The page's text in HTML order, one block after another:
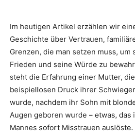
Im heutigen Artikel erzählen wir
Geschichte über Vertrauen,
Grenzen, die man setzen muss, um
Frieden und seine Würde zu
steht die Erfahrung einer Mutter,
beispiellosen Druck ihrer
wurde, nachdem ihr Sohn mit
Augen geboren wurde – etwas, das
Mannes sofort Misstrauen auslöste.